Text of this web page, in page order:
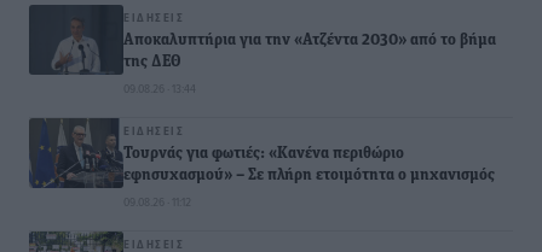
ΕΙΔΉΣΕΙΣ
Αποκαλυπτήρια για την «Ατζέντα 2030» από το βήμα
της ΔΕΘ
09.08.26 · 13:44
ΕΙΔΉΣΕΙΣ
Τουρνάς για φωτιές: «Κανένα περιθώριο
εφησυχασμού» – Σε πλήρη ετοιμότητα ο μηχανισμός
09.08.26 · 11:12
ΕΙΔΉΣΕΙΣ